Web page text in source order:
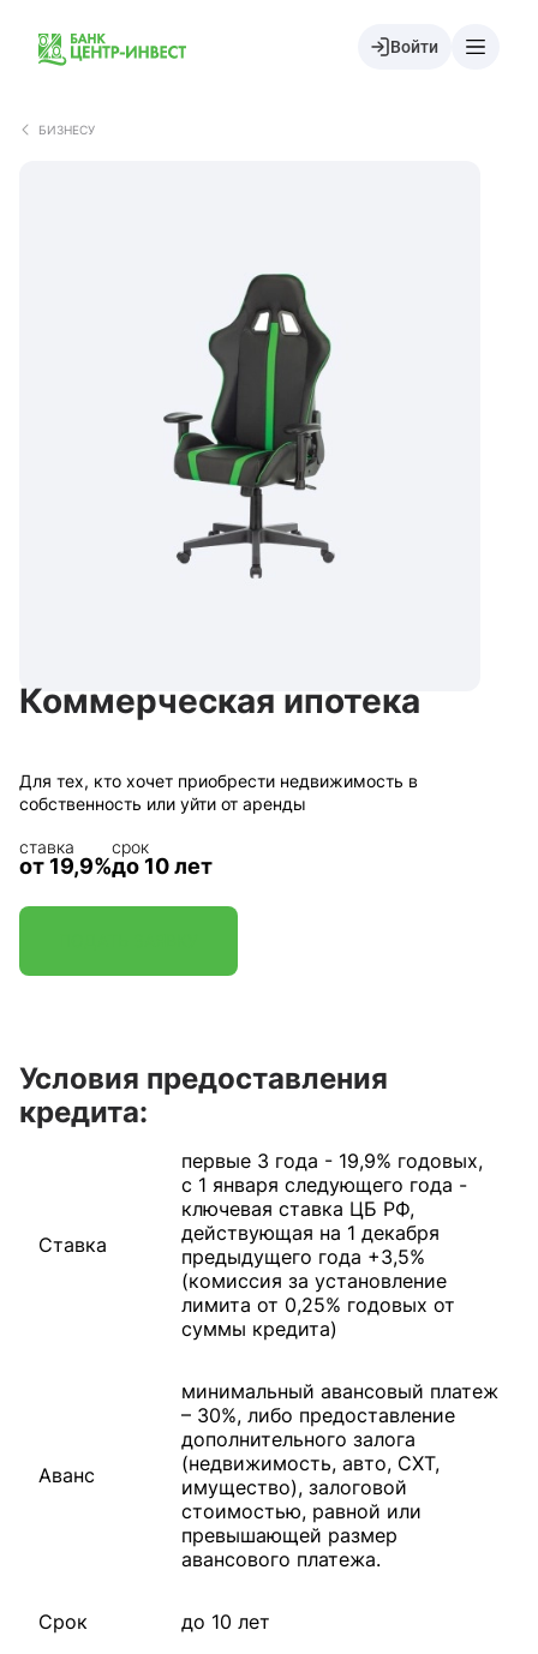
Войти
БИЗНЕСУ
Коммерческая ипотека
Для тех, кто хочет приобрести недвижимость в
собственность или уйти от аренды
ставка
от 19,9%
срок
до 10 лет
Условия предоставления
кредита:
Ставка
первые 3 года - 19,9% годовых,
с 1 января следующего года -
ключевая ставка ЦБ РФ,
действующая на 1 декабря
предыдущего года +3,5%
(комиссия за установление
лимита от 0,25% годовых от
суммы кредита)
Аванс
минимальный авансовый платеж
– 30%, либо предоставление
дополнительного залога
(недвижимость, авто, СХТ,
имущество), залоговой
стоимостью, равной или
превышающей размер
авансового платежа.
Срок до 10 лет